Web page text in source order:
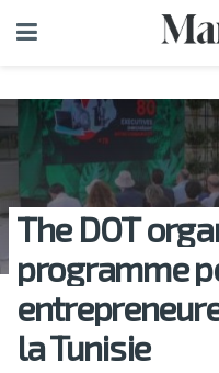
The DOT
programme
la Tunisie